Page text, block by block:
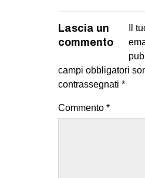
Lascia un
commento
Il
campi obbligatori
contrassegnati *
Commento *